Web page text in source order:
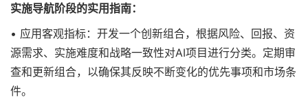
实施导航阶段的实用指南：
• 应用客观指标：开发一个创新组合，根据风险、回报、资
源需求、实施难度和战略一致性对AI项目进行分类。定期审
查和更新组合，以确保其反映不断变化的优先事项和市场条
件。